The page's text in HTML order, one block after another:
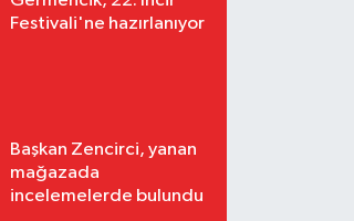
Festivali'ne hazırlanıyor
Başkan Zencirci, yanan
mağazada
incelemelerde bulundu